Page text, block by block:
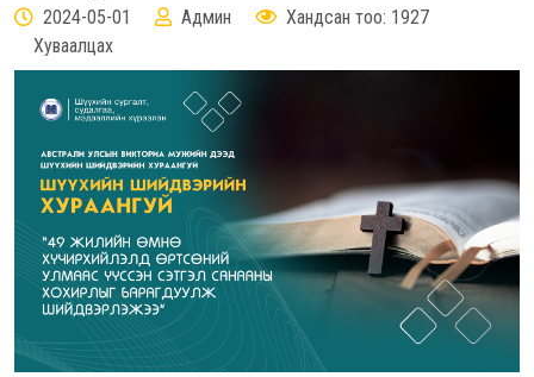
2024-05-01 Админ
Хандсан тоо: 1927
Хуваалцах